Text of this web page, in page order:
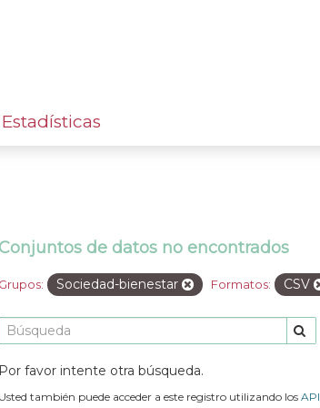
Estadísticas
Conjuntos de datos no encontrados
Grupos: Sociedad-bienestar Formatos: CSV
Por favor intente otra búsqueda.
Usted también puede acceder a este registro utilizando los API